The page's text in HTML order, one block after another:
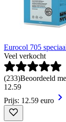
Eurocol 705
Veel verkocht
(233)Beoordeeld
12.59
Prijs: 12.59 euro